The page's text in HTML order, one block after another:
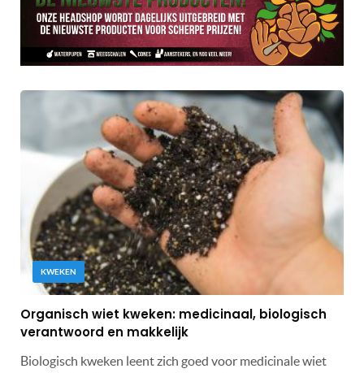
KWEKEN
Organisch wiet kweken: medicinaal, biologisch
verantwoord en makkelijk
Biologisch kweken leent zich goed voor medicinale wiet